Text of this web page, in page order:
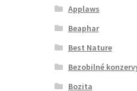
Applaws
Beaphar
Best Nature
Bezobilné
Bozita